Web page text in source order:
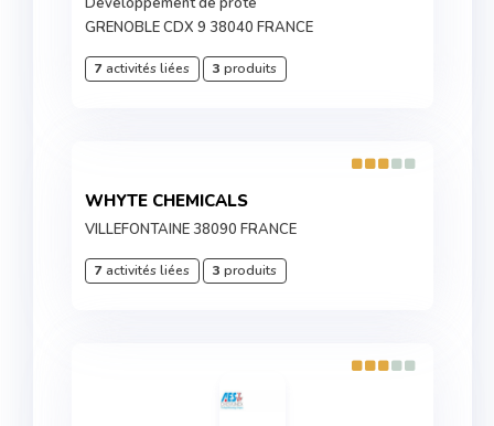
GRENOBLE CDX 9 38040 FRANCE
7activités liées 3 produits
WHYTE CHEMICALS
VILLEFONTAINE 38090 FRANCE
7activités liées 3 produits